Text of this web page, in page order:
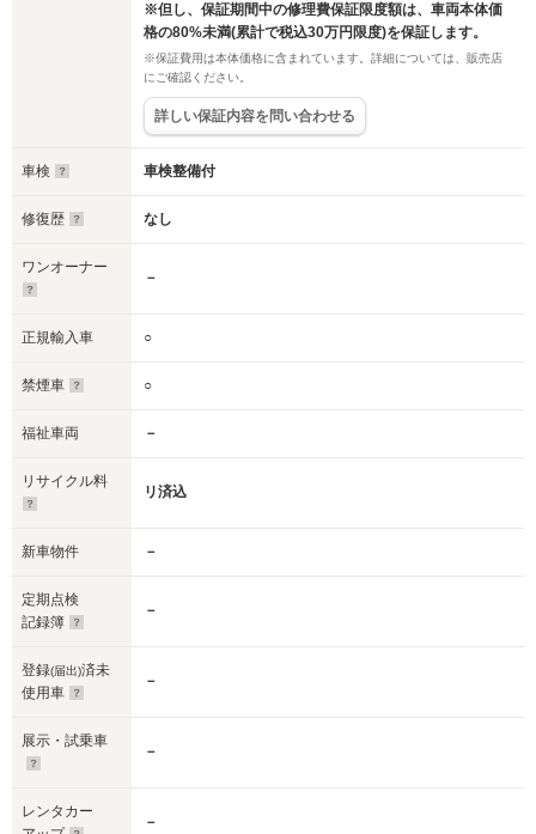
※但し、保証期間中の修理費保証限度額は、車両本体価
格の80%未満(累計で税込30万円限度)を保証します。
※保証費用は本体価格に含まれています。詳細については、販売店
にご確認ください。
詳しい保証内容を問い合わせる
車検 車検整備付
修復歴 なし
ワンオーナー
－
正規輸入車 ○
禁煙車 ○
福祉車両 －
リサイクル料
リ済込
新車物件 －
定期点検
記録簿
－
登録(届出)済未
使用車
－
展示・試乗車
－
レンタカー
－